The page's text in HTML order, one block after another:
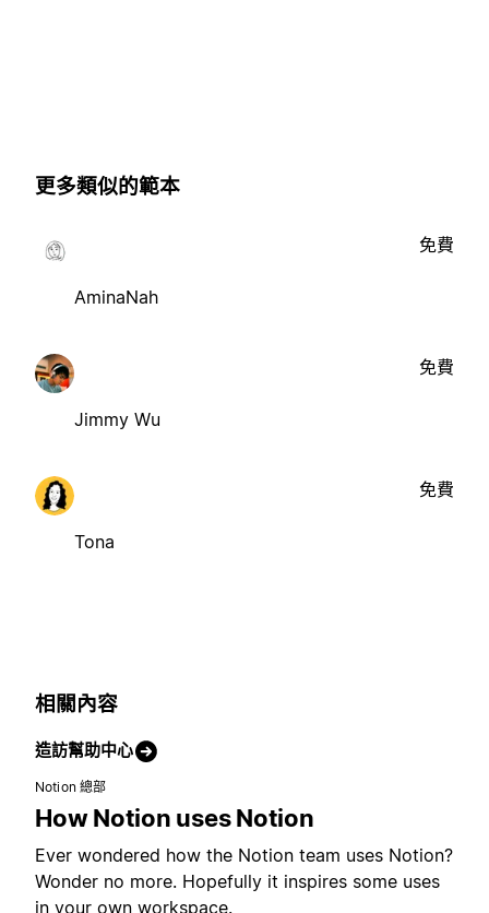
更多類似的範本
AminaNah
免費
Jimmy Wu
免費
Tona
免費
相關內容
造訪幫助中心
Notion 總部
How Notion uses Notion
Ever wondered how the Notion team uses Notion?
Wonder no more. Hopefully it inspires some uses
in your own workspace.